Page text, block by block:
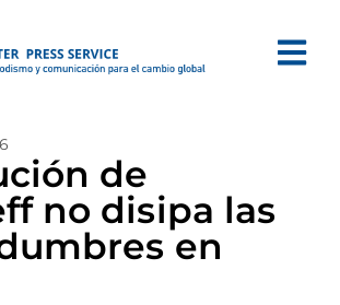
de
no disipa las
en